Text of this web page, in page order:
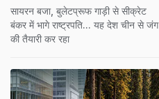
सायरन बजा, बुलेटप्रूफ गाड़ी से सीक्रेट
बंकर में भागे राष्ट्रपति... यह देश चीन से जंग
की तैयारी कर रहा